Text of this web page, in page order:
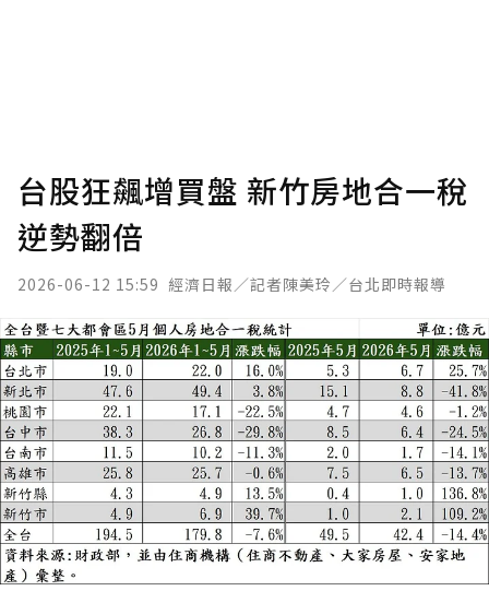
台股狂飆增買盤 新竹房地合一稅
逆勢翻倍
2026-06-12 15:59 經濟日報／記者陳美玲／台北即時報導